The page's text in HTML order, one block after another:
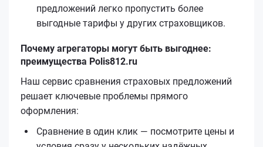
предложений легко пропустить более
выгодные тарифы у других страховщиков.
Почему агрегаторы могут быть выгоднее:
преимущества Polis812.ru
Наш сервис сравнения страховых предложений
решает ключевые проблемы прямого
оформления:
Сравнение в один клик — посмотрите цены и